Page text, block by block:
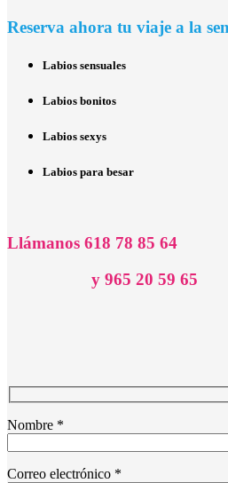
Reserva ahora tu viaje a la
Labios sensuales
Labios bonitos
Labios sexys
Labios para besar
Llámanos 618 78 85 64
y 965 20 59 65
Nombre *
Correo electrónico *